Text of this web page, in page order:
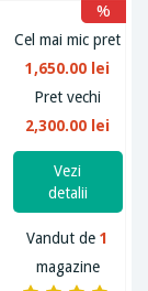
Cel mai mic pret
1,650.00 lei
Pret vechi
2,300.00 lei
%
Vezi
detalii
Vandut de1
magazine